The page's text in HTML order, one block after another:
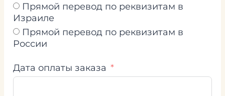
Прямой перевод по реквизитам в
Израиле
Прямой перевод по реквизитам в
России
Дата оплаты заказа